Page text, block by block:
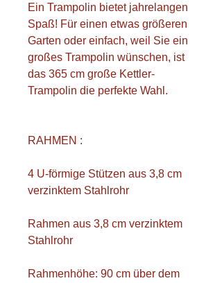
Ein Trampolin bietet jahrelangen
Spaß! Für einen etwas größeren
Garten oder einfach, weil Sie ein
großes Trampolin wünschen, ist
das 365 cm große Kettler-
Trampolin die perfekte Wahl.
RAHMEN :
4 U-förmige Stützen aus 3,8 cm
verzinktem Stahlrohr
Rahmen aus 3,8 cm verzinktem
Stahlrohr
Rahmenhöhe: 90 cm über dem